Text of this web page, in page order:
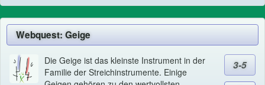
Webquest: Geige
Die Geige ist das kleinste Instrument in der
Familie der Streichinstrumente. Einige
3-5